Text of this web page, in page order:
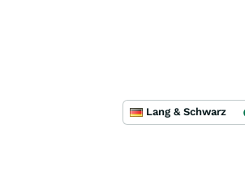
Lang & Schwarz